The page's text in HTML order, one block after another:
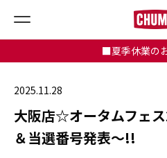
■夏季休業の
2025.11.28
大阪店☆オータムフェ
＆当選番号発表～!!